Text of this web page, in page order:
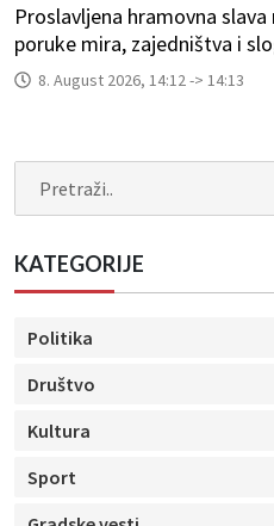
Proslavljena hramovna
poruke mira, zajedništva i
8. August 2026, 14:12 -> 14:13
KATEGORIJE
Politika
Društvo
Kultura
Sport